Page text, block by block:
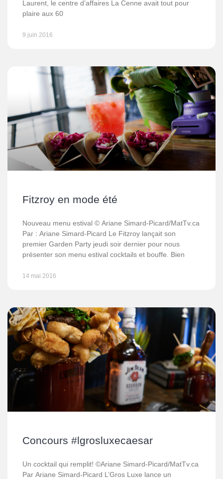
Laurent, le centre d’affaires La Cenne avait tout pour
plaire aux 60
9 juin 2016
Fitzroy en mode été
Nouveau menu estival © Ariane Simard-Picard/MatTv.ca
Par : Ariane Simard-Picard Le Fitzroy lançait son
premier Garden Party jeudi soir dernier pour nous
présenter son menu estival cocktails et bouffe. Bien
14 mai 2016
Concours #lgrosluxecaesar
Un cocktail qui remplit! ©Ariane Simard-Picard/MatTv.ca
Par Ariane Simard-Picard L’Gros Luxe lance un